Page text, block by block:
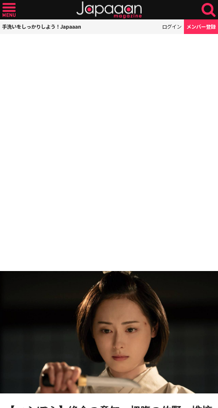
手洗いをしっかりしよう！Japaaan ログイン メンバー登録